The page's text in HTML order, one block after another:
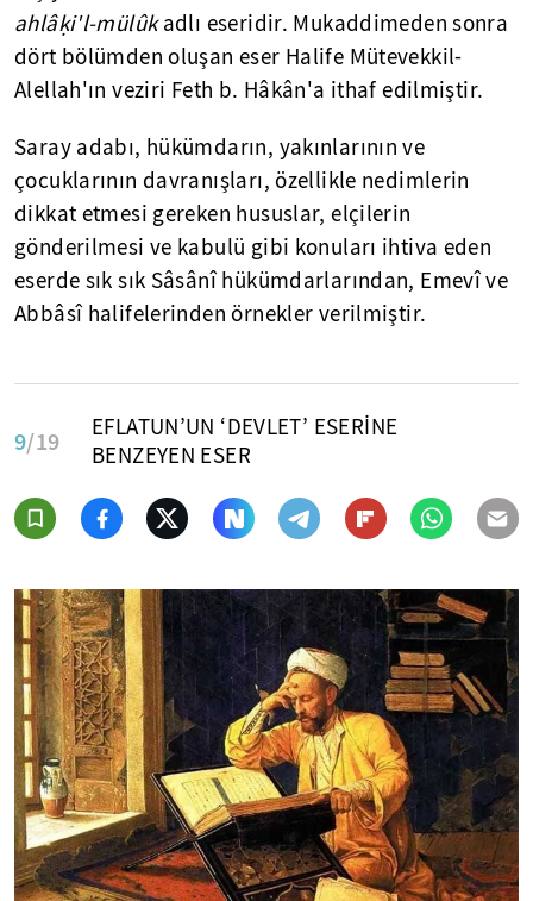
ahlâḳi'l-mülûkadlı eseridir. Mukaddimeden sonra
dört bölümden oluşan eser Halife Mütevekkil-
Alellah'ın veziri Feth b. Hâkân'a ithaf edilmiştir.
Saray adabı, hükümdarın, yakınlarının ve
çocuklarının davranışları, özellikle nedimlerin
dikkat etmesi gereken hususlar, elçilerin
gönderilmesi ve kabulü gibi konuları ihtiva eden
eserde sık sık Sâsânî hükümdarlarından, Emevî ve
Abbâsî halifelerinden örnekler verilmiştir.
9/19
EFLATUN’UN ‘DEVLET’ ESERİNE
BENZEYEN ESER